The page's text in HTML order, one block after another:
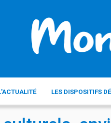
LES DISPOSITIFS